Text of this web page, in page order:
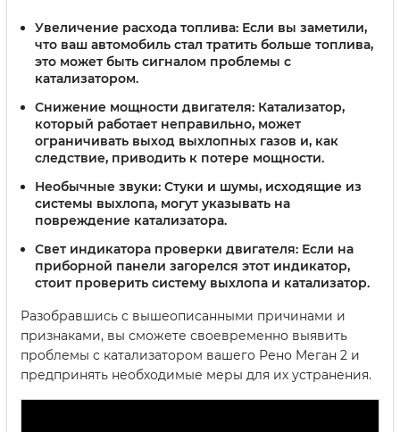
Увеличение расхода топлива: Если вы заметили,
что ваш автомобиль стал тратить больше топлива,
это может быть сигналом проблемы с
катализатором.
Снижение мощности двигателя: Катализатор,
который работает неправильно, может
ограничивать выход выхлопных газов и, как
следствие, приводить к потере мощности.
Необычные звуки: Стуки и шумы, исходящие из
системы выхлопа, могут указывать на
повреждение катализатора.
Свет индикатора проверки двигателя: Если на
приборной панели загорелся этот индикатор,
стоит проверить систему выхлопа и катализатор.
Разобравшись с вышеописанными причинами и
признаками, вы сможете своевременно выявить
проблемы с катализатором вашего Рено Меган 2 и
предпринять необходимые меры для их устранения.